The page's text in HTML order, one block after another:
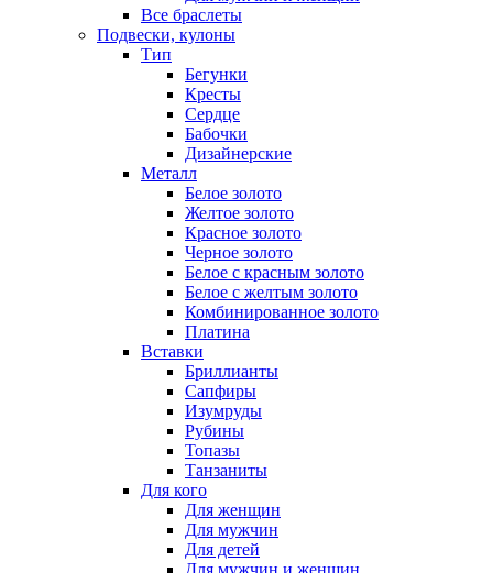
Все браслеты
Подвески, кулоны
Тип
Бегунки
Кресты
Сердце
Бабочки
Дизайнерские
Металл
Белое золото
Желтое золото
Красное золото
Черное золото
Белое с красным золото
Белое с желтым золото
Комбинированное золото
Платина
Вставки
Бриллианты
Сапфиры
Изумруды
Рубины
Топазы
Танзаниты
Для кого
Для женщин
Для мужчин
Для детей
Для мужчин и женщин